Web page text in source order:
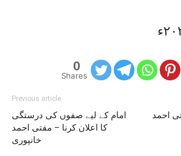
0
Shares
Previous article
امام کے لیے صفوں کی درستگی
کا اعلان کرنا – مفتی احمد
خانپوری
احمد